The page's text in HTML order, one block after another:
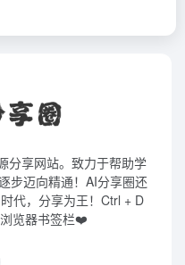
分享网站。致力于帮助学
步迈向精通！AI分享圈还
代，分享为王！Ctrl + D
览器书签栏❤️